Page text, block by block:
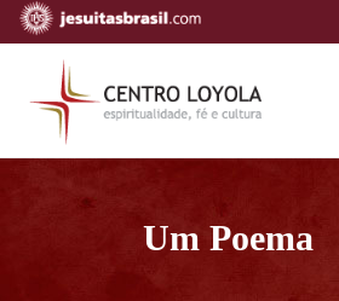
Um Poema